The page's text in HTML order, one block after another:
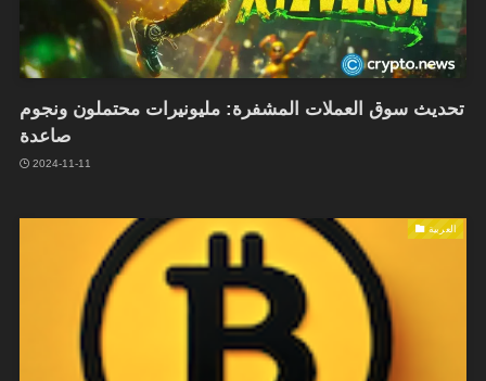
تحديث سوق العملات المشفرة: مليونيرات محتملون ونجوم
صاعدة
2024-11-11
العربية